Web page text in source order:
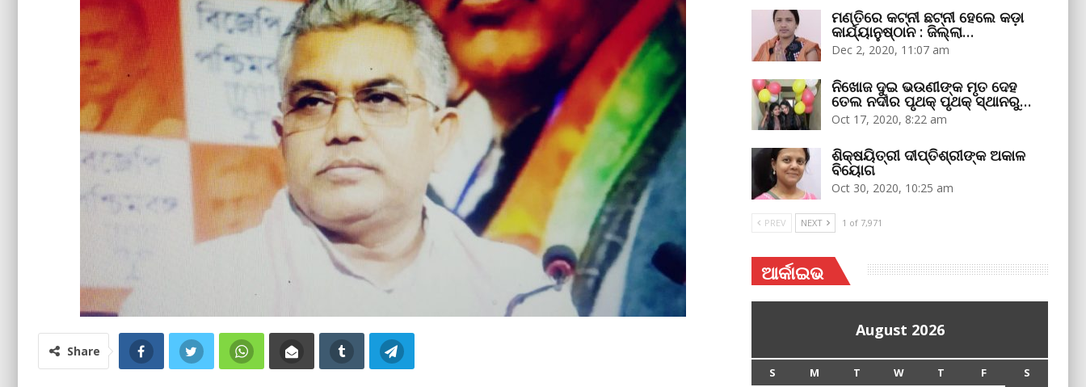
Share
ମଣ୍ତିରେ କଟ୍‌ନୀ ଛଟ୍‌ନୀ ହେଲେ କଡ଼ା
କାର୍ଯ୍ୟାନୁଷ୍ଠାନ : ଜିଲ୍ଲା…
Dec 2, 2020, 11:07 am
ନିଖୋଜ ଦୁଇ ଭଉଣୀଙ୍କ ମୃତ ଦେହ
ତେଲ ନଦୀର ପୃଥକ୍‌ ପୃଥକ୍‌ ସ୍ଥାନରୁ…
Oct 17, 2020, 8:22 am
ଶିକ୍ଷୟିତ୍ରୀ ଦୀପ୍ତିଶ୍ରୀଙ୍କ ଅକାଳ
ବିୟୋଗ
Oct 30, 2020, 10:25 am
PREV NEXT 1 of 7,971
ଆର୍କାଇଭ
August 2026
S M T W T F
S